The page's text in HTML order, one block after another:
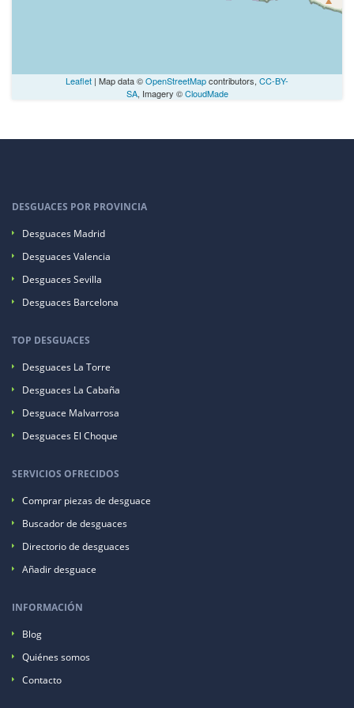
Leaflet | Map data ©OpenStreetMapcontributors, CC-BY-
SA, Imagery ©CloudMade
DESGUACES POR PROVINCIA
Desguaces Madrid
Desguaces Valencia
Desguaces Sevilla
Desguaces Barcelona
TOP DESGUACES
Desguaces La Torre
Desguaces La Cabaña
Desguace Malvarrosa
Desguaces El Choque
SERVICIOS OFRECIDOS
Comprar piezas de desguace
Buscador de desguaces
Directorio de desguaces
Añadir desguace
INFORMACIÓN
Blog
Quiénes somos
Contacto